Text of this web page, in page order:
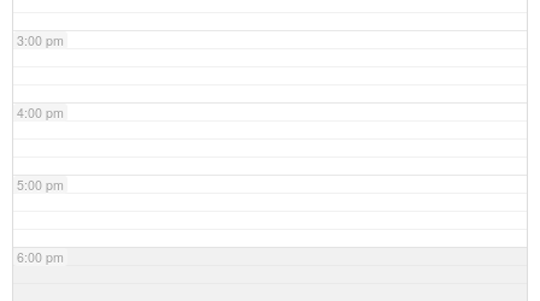
3:00 pm
4:00 pm
5:00 pm
6:00 pm